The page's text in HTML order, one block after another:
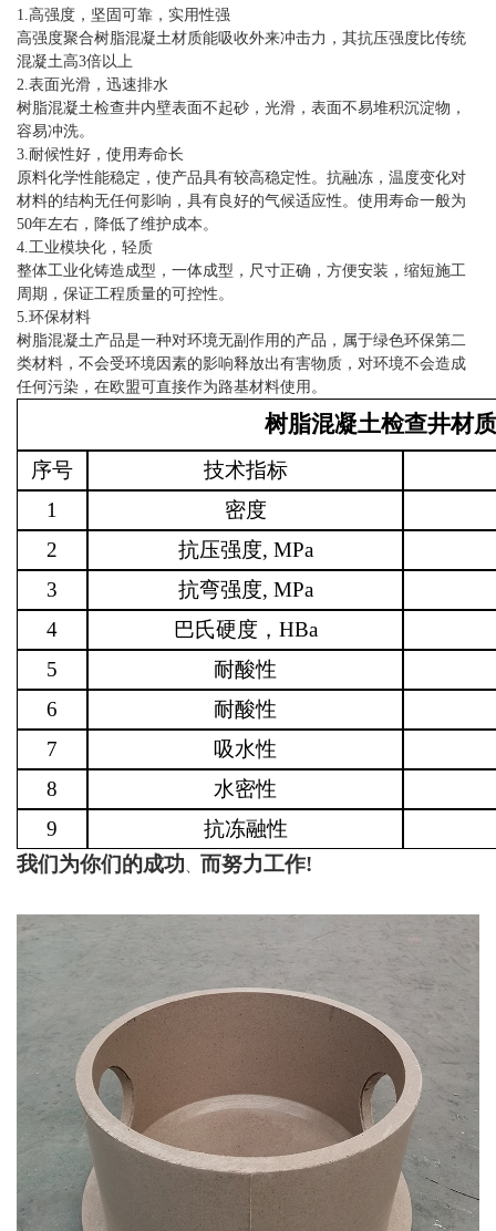
1.高强度，坚固可靠，实用性强
高强度聚合树脂混凝土材质能吸收外来冲击力，其抗压强度比传统
混凝土高3倍以上
2.表面光滑，迅速排水
树脂混凝土检查井内壁表面不起砂，光滑，表面不易堆积沉淀物，
容易冲洗。
3.耐候性好，使用寿命长
原料化学性能稳定，使产品具有较高稳定性。抗融冻，温度变化对
材料的结构无任何影响，具有良好的气候适应性。使用寿命一般为
50年左右，降低了维护成本。
4.工业模块化，轻质
整体工业化铸造成型，一体成型，尺寸正确，方便安装，缩短施工
周期，保证工程质量的可控性。
5.环保材料
树脂混凝土产品是一种对环境无副作用的产品，属于绿色环保第二
类材料，不会受环境因素的影响释放出有害物质，对环境不会造成
任何污染，在欧盟可直接作为路基材料使用。
树脂混凝土检查井材
序号
技术指标
1
密度
2
抗压强度, MPa
3
抗弯强度, MPa
4
巴氏硬度， HBa
5
耐酸性
6
耐酸性
7
吸水性
8
水密性
9
抗冻融性
我们为你们的成功、 而努力工作!